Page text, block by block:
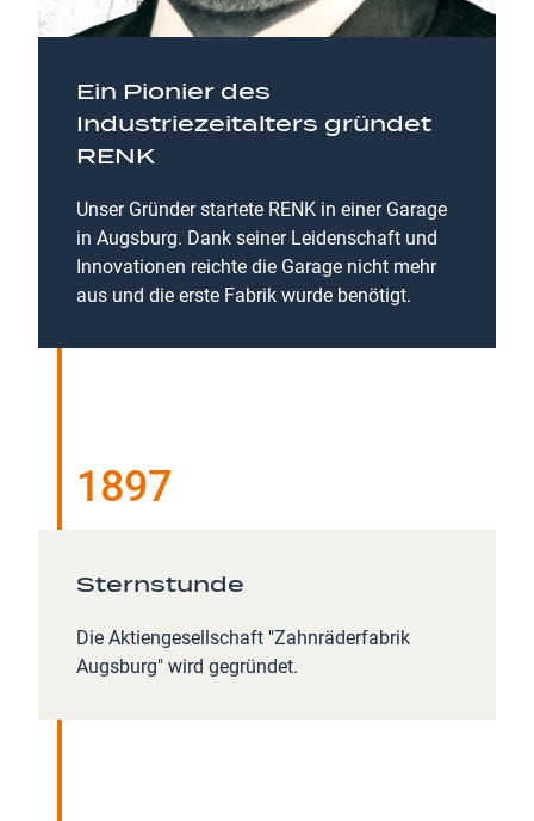
Ein Pionier des
Industriezeitalters gründet
RENK
Unser Gründer startete RENK in einer Garage
in Augsburg. Dank seiner Leidenschaft und
Innovationen reichte die Garage nicht mehr
aus und die erste Fabrik wurde benötigt.
1897
Sternstunde
Die Aktiengesellschaft "Zahnräderfabrik
Augsburg" wird gegründet.